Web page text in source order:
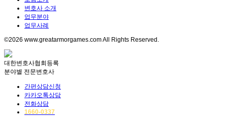
변호사 소개
업무분야
업무사례
©2026 www.greatarmorgames.com All Rights Reserved.
대한변호사협회등록
분야별 전문변호사
간편상담신청
카카오톡상담
전화상담
1660-0337